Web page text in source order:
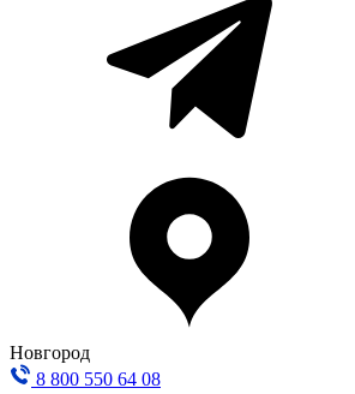
Новгород
8 800 550 64 08